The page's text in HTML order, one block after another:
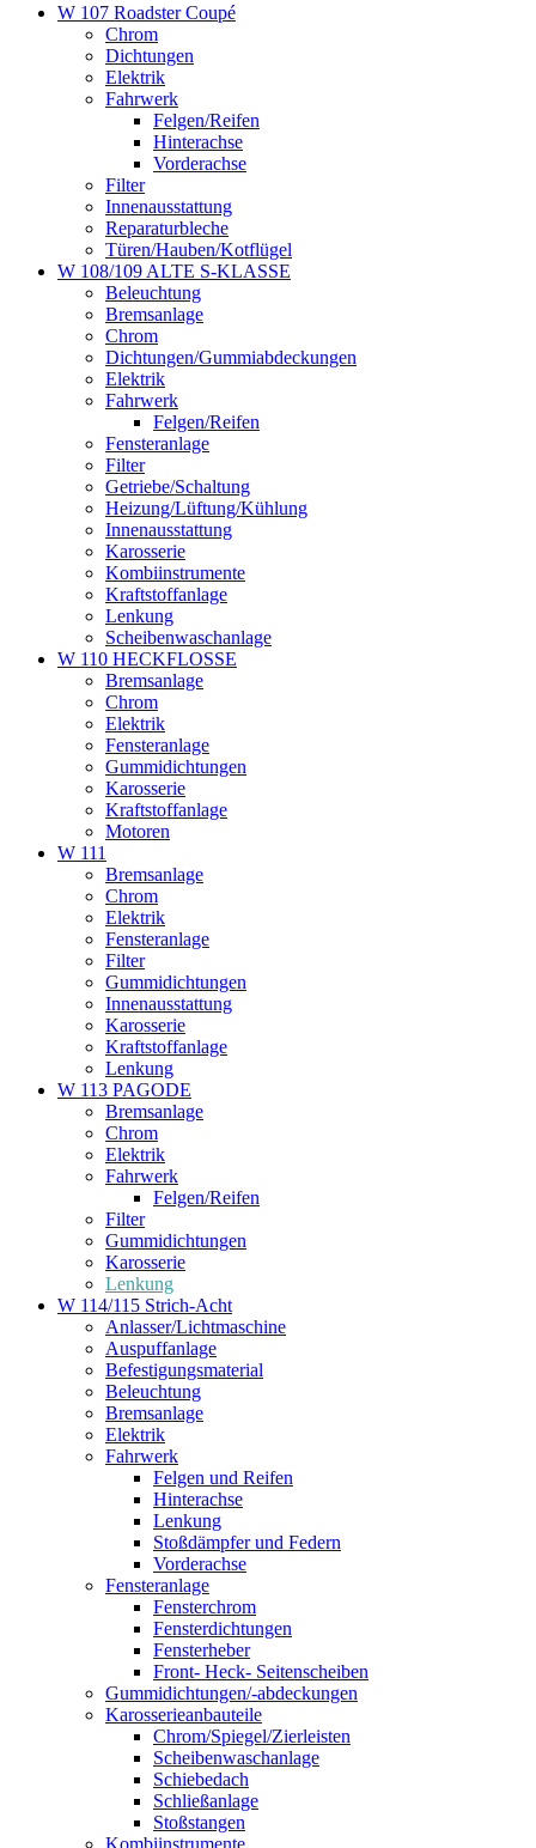
W 107 Roadster Coupé
Chrom
Dichtungen
Elektrik
Fahrwerk
Felgen/Reifen
Hinterachse
Vorderachse
Filter
Innenausstattung
Reparaturbleche
Türen/Hauben/Kotflügel
W 108/109 ALTE S-KLASSE
Beleuchtung
Bremsanlage
Chrom
Dichtungen/Gummiabdeckungen
Elektrik
Fahrwerk
Felgen/Reifen
Fensteranlage
Filter
Getriebe/Schaltung
Heizung/Lüftung/Kühlung
Innenausstattung
Karosserie
Kombiinstrumente
Kraftstoffanlage
Lenkung
Scheibenwaschanlage
W 110 HECKFLOSSE
Bremsanlage
Chrom
Elektrik
Fensteranlage
Gummidichtungen
Karosserie
Kraftstoffanlage
Motoren
W 111
Bremsanlage
Chrom
Elektrik
Fensteranlage
Filter
Gummidichtungen
Innenausstattung
Karosserie
Kraftstoffanlage
Lenkung
W 113 PAGODE
Bremsanlage
Chrom
Elektrik
Fahrwerk
Felgen/Reifen
Filter
Gummidichtungen
Karosserie
Lenkung
W 114/115 Strich-Acht
Anlasser/Lichtmaschine
Auspuffanlage
Befestigungsmaterial
Beleuchtung
Bremsanlage
Elektrik
Fahrwerk
Felgen und Reifen
Hinterachse
Lenkung
Stoßdämpfer und Federn
Vorderachse
Fensteranlage
Fensterchrom
Fensterdichtungen
Fensterheber
Front- Heck- Seitenscheiben
Gummidichtungen/-abdeckungen
Karosserieanbauteile
Chrom/Spiegel/Zierleisten
Scheibenwaschanlage
Schiebedach
Schließanlage
Stoßstangen
Kombiinstrumente